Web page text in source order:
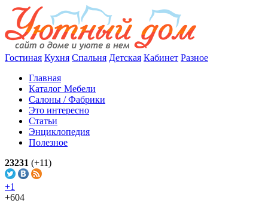
Гостиная Кухня Спальня Детская Кабинет Разное
Главная
Каталог Мебели
Салоны / Фабрики
Это интересно
Статьи
Энциклопедия
Полезное
23231 (+11)
+1
+604